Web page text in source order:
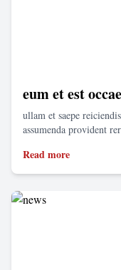
eum et est
ullam et saepe
assumenda provident
Read more